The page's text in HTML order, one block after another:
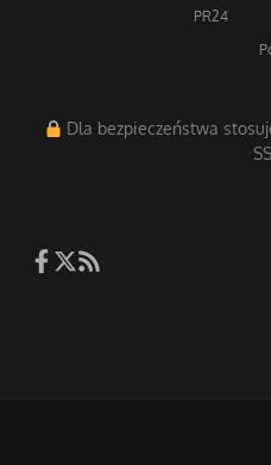
PR24
Dla bezpieczeństwa